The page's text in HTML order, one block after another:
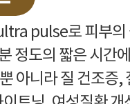
pulse로 피부의
정도의 짧은 시간
아니라 질 건조증,